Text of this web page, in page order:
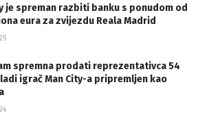
je spreman razbiti banku s ponudom od
eura za zvijezdu Reala Madrid
spremna prodati reprezentativca 54
igrač Man City-a pripremljen kao